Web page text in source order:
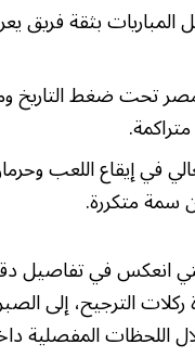
المباريات بثقة فريق
تحت ضغط التاريخ
في إيقاع اللعب
سمة متكررة.
انعكس في تفاصيل
الترجيح، إلى
اللحظات المفصلية